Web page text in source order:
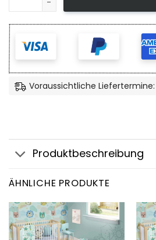
Voraussichtliche
Produktbeschreibung
ÄHNLICHE PRODUKTE